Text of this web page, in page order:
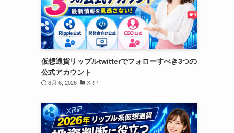
仮想通貨リップルtwitterでフォローすべき3つの
公式アカウント
8月 6, 2026 XRP